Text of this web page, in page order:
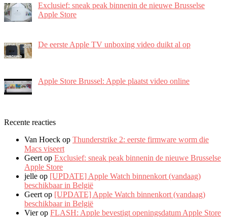
Exclusief: sneak peak binnenin de nieuwe Brusselse
Apple Store
De eerste Apple TV unboxing video duikt al op
Apple Store Brussel: Apple plaatst video online
Recente reacties
Van Hoeck op Thunderstrike 2: eerste firmware worm die
Macs viseert
Geert op Exclusief: sneak peak binnenin de nieuwe Brusselse
Apple Store
jelle op [UPDATE] Apple Watch binnenkort (vandaag)
beschikbaar in België
Geert op [UPDATE] Apple Watch binnenkort (vandaag)
beschikbaar in België
Vierop FLASH: Apple bevestigt openingsdatum Apple Store